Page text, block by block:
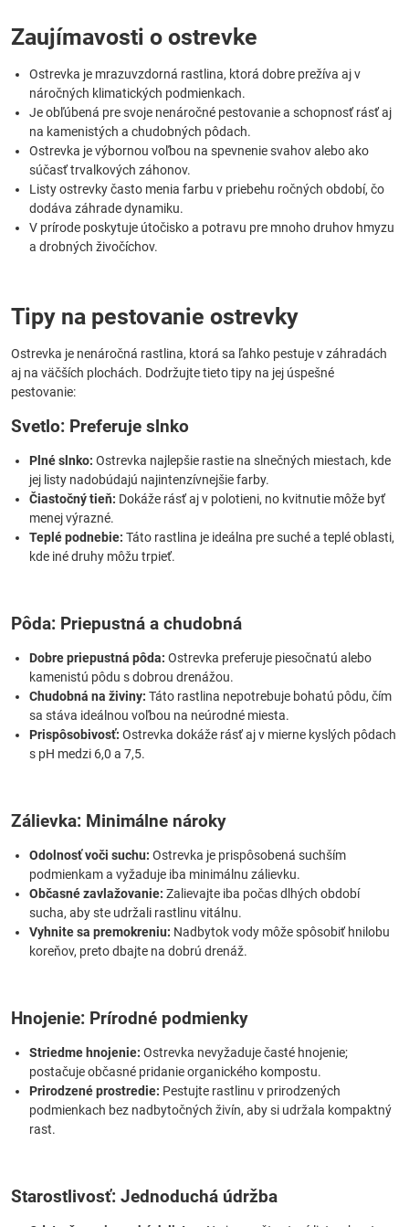
Zaujímavosti o ostrevke
Ostrevka je mrazuvzdorná rastlina, ktorá dobre prežíva aj v
náročných klimatických podmienkach.
Je obľúbená pre svoje nenáročné pestovanie a schopnosť rásť aj
na kamenistých a chudobných pôdach.
Ostrevka je výbornou voľbou na spevnenie svahov alebo ako
súčasť trvalkových záhonov.
Listy ostrevky často menia farbu v priebehu ročných období, čo
dodáva záhrade dynamiku.
V prírode poskytuje útočisko a potravu pre mnoho druhov hmyzu
a drobných živočíchov.
Tipy na pestovanie ostrevky
Ostrevka je nenáročná rastlina, ktorá sa ľahko pestuje v záhradách
aj na väčších plochách. Dodržujte tieto tipy na jej úspešné
pestovanie:
Svetlo: Preferuje slnko
Plné slnko: Ostrevka najlepšie rastie na slnečných miestach, kde
jej listy nadobúdajú najintenzívnejšie farby.
Čiastočný tieň: Dokáže rásť aj v polotieni, no kvitnutie môže byť
menej výrazné.
Teplé podnebie: Táto rastlina je ideálna pre suché a teplé oblasti,
kde iné druhy môžu trpieť.
Pôda: Priepustná a chudobná
Dobre priepustná pôda: Ostrevka preferuje piesočnatú alebo
kamenistú pôdu s dobrou drenážou.
Chudobná na živiny: Táto rastlina nepotrebuje bohatú pôdu, čím
sa stáva ideálnou voľbou na neúrodné miesta.
Prispôsobivosť: Ostrevka dokáže rásť aj v mierne kyslých pôdach
s pH medzi 6,0 a 7,5.
Zálievka: Minimálne nároky
Odolnosť voči suchu: Ostrevka je prispôsobená suchším
podmienkam a vyžaduje iba minimálnu zálievku.
Občasné zavlažovanie: Zalievajte iba počas dlhých období
sucha, aby ste udržali rastlinu vitálnu.
Vyhnite sa premokreniu: Nadbytok vody môže spôsobiť hnilobu
koreňov, preto dbajte na dobrú drenáž.
Hnojenie: Prírodné podmienky
Striedme hnojenie: Ostrevka nevyžaduje časté hnojenie;
postačuje občasné pridanie organického kompostu.
Prirodzené prostredie: Pestujte rastlinu v prirodzených
podmienkach bez nadbytočných živín, aby si udržala kompaktný
rast.
Starostlivosť: Jednoduchá údržba